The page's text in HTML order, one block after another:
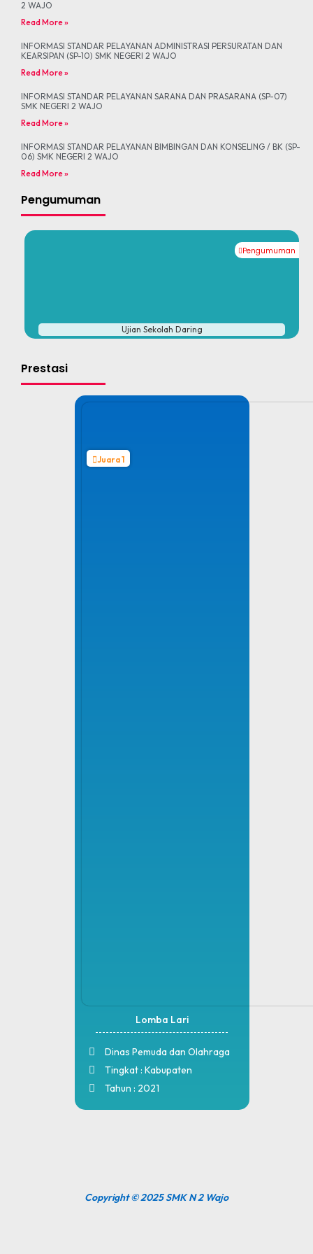
2 WAJO
Read More »
INFORMASI STANDAR PELAYANAN ADMINISTRASI PERSURATAN DAN
KEARSIPAN (SP-10) SMK NEGERI 2 WAJO
Read More »
INFORMASI STANDAR PELAYANAN SARANA DAN PRASARANA (SP-07)
SMK NEGERI 2 WAJO
Read More »
INFORMASI STANDAR PELAYANAN BIMBINGAN DAN KONSELING / BK (SP-
06) SMK NEGERI 2 WAJO
Read More »
Pengumuman
Pengumuman
Ujian Sekolah Daring
Prestasi
Juara 1
Lomba Lari
Dinas Pemuda dan Olahraga
Tingkat : Kabupaten
Tahun : 2021
Copyright © 2025 SMK N 2 Wajo